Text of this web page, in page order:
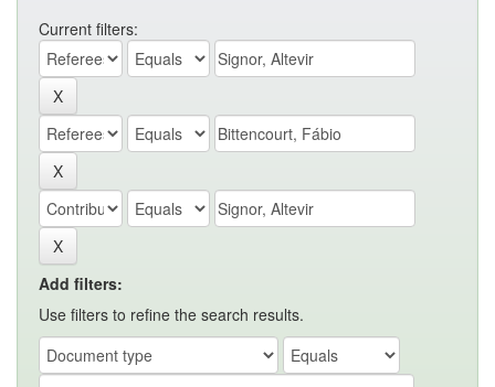
Current filters:
Add filters:
Use filters to refine the search results.